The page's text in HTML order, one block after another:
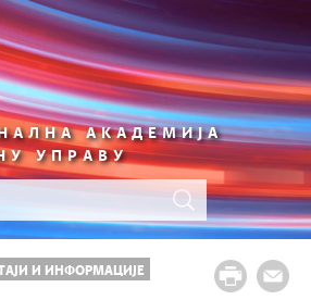
АКАДЕМИЈА
УПРАВУ
И ИНФОРМАЦИЈЕ